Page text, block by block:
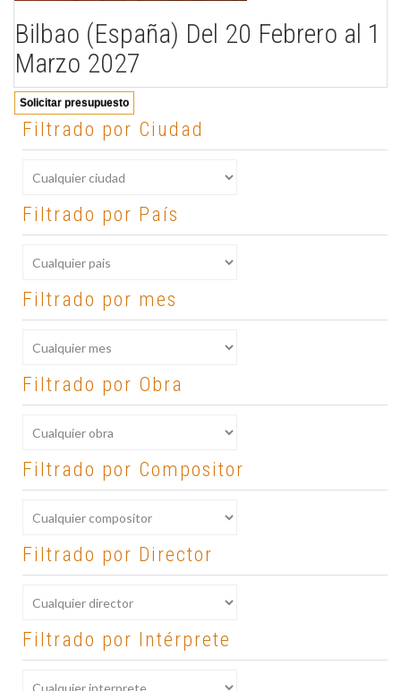
Bilbao (España) Del 20 Febrero al 1
Marzo 2027
Solicitar presupuesto
Filtrado por Ciudad
Filtrado por País
Filtrado por mes
Filtrado por Obra
Filtrado por Compositor
Filtrado por Director
Filtrado por Intérprete